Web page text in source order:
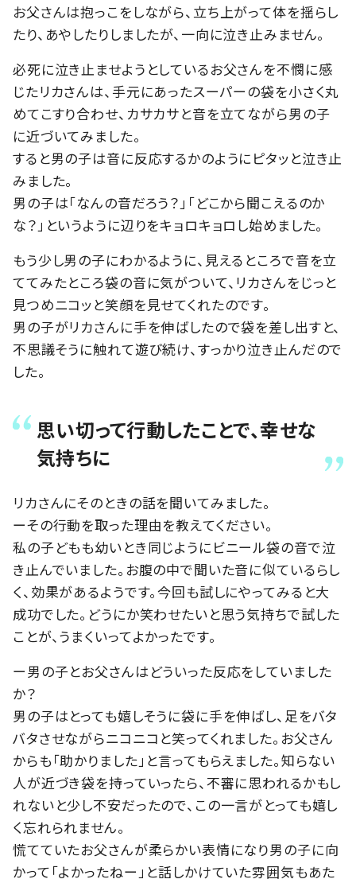
お父さんは抱っこをしながら、立ち上がって体を揺らし
たり、あやしたりしましたが、一向に泣き止みません。
必死に泣き止ませようとしているお父さんを不憫に感
じたリカさんは、手元にあったスーパーの袋を小さく丸
めてこすり合わせ、カサカサと音を立てながら男の子
に近づいてみました。
すると男の子は音に反応するかのようにピタッと泣き止
みました。
男の子は「なんの音だろう？」「どこから聞こえるのか
な？」というように辺りをキョロキョロし始めました。
もう少し男の子にわかるように、見えるところで音を立
ててみたところ袋の音に気がついて、リカさんをじっと
見つめニコッと笑顔を見せてくれたのです。
男の子がリカさんに手を伸ばしたので袋を差し出すと、
不思議そうに触れて遊び続け、すっかり泣き止んだので
した。
思い切って行動したことで、幸せな
気持ちに
リカさんにそのときの話を聞いてみました。
ーその行動を取った理由を教えてください。
私の子どもも幼いとき同じようにビニール袋の音で泣
き止んでいました。お腹の中で聞いた音に似ているらし
く、効果があるようです。今回も試しにやってみると大
成功でした。どうにか笑わせたいと思う気持ちで試した
ことが、うまくいってよかったです。
ー男の子とお父さんはどういった反応をしていました
か？
男の子はとっても嬉しそうに袋に手を伸ばし、足をバタ
バタさせながらニコニコと笑ってくれました。お父さん
からも「助かりました」と言ってもらえました。知らない
人が近づき袋を持っていったら、不審に思われるかもし
れないと少し不安だったので、この一言がとっても嬉し
く忘れられません。
慌てていたお父さんが柔らかい表情になり男の子に向
かって「よかったねー」と話しかけていた雰囲気もあた